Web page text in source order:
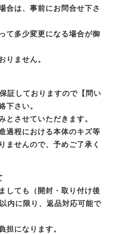
合は、事前にお問合せ下さ
て多少変更になる場合が御
りません。
証しておりますので【問い
下さい。
とさせていただきます。
過程における本体のキズ等
ませんので、予めご了承く
しても（開封・取り付け後
内に限り、返品対応可能で
担になります。